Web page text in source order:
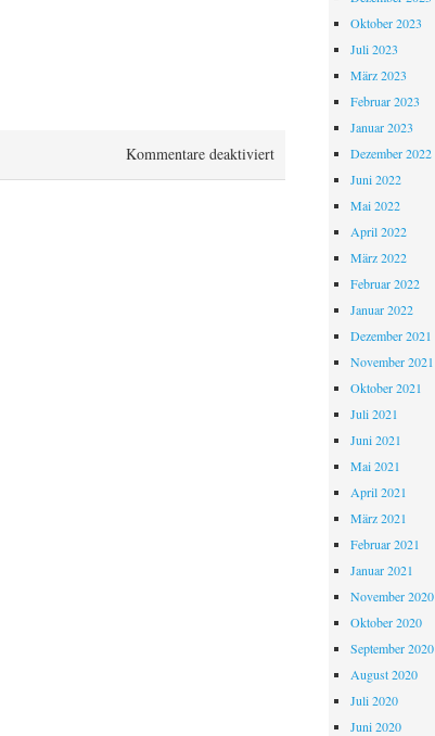
Kommentare deaktiviertfür
Ausstellung
Savelsberg
Oktober 2023
Juli 2023
März 2023
Februar 2023
Januar 2023
Dezember 2022
Juni 2022
Mai 2022
April 2022
März 2022
Februar 2022
Januar 2022
Dezember 2021
November 2021
Oktober 2021
Juli 2021
Juni 2021
Mai 2021
April 2021
März 2021
Februar 2021
Januar 2021
November 2020
Oktober 2020
September 2020
August 2020
Juli 2020
Juni 2020